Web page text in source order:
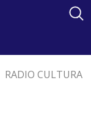
RADIO CULTURA